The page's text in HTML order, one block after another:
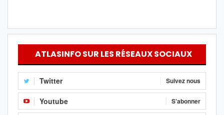
ATLASINFO SUR LES RÉSEAUX SOCIAUX
Twitter Suivez nous
Youtube S'abonner